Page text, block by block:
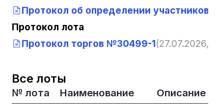
Протокол об определении участников
Протокол лота
Протокол торгов №30499-1(27.07.2026,
Все лоты
№ лота Наименование Описание